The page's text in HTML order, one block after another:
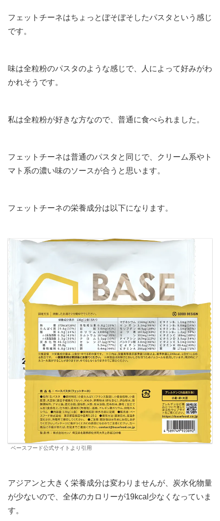
フェットチーネはちょっとぼそぼそしたパスタという感じ
です。
味は全粒粉のパスタのような感じで、人によって好みがわ
かれそうです。
私は全粒粉が好きな方なので、普通に食べられました。
フェットチーネは普通のパスタと同じで、クリーム系やト
マト系の濃い味のソースが合うと思います。
フェットチーネの栄養成分は以下になります。
ベースフード公式サイトより引用
アジアンと大きく栄養成分は変わりませんが、炭水化物量
が少ないので、全体のカロリーが19kcal少なくなっていま
す。